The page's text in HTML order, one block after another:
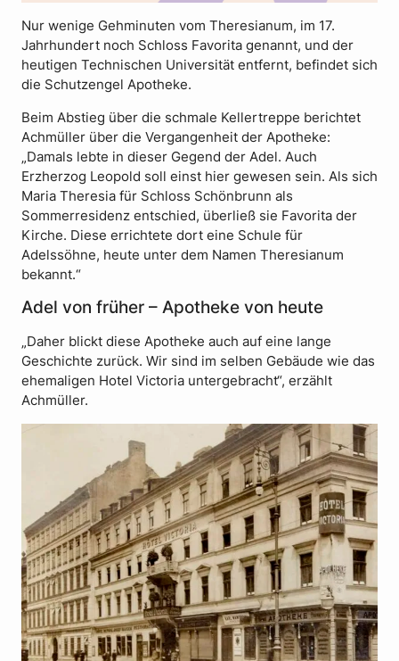
Nur wenige Gehminuten vom Theresianum, im 17.
Jahrhundert noch Schloss Favorita genannt, und der
heutigen Technischen Universität entfernt, befindet sich
die Schutzengel Apotheke.
Beim Abstieg über die schmale Kellertreppe berichtet
Achmüller über die Vergangenheit der Apotheke:
„Damals lebte in dieser Gegend der Adel. Auch
Erzherzog Leopold soll einst hier gewesen sein. Als sich
Maria Theresia für Schloss Schönbrunn als
Sommerresidenz entschied, überließ sie Favorita der
Kirche. Diese errichtete dort eine Schule für
Adelssöhne, heute unter dem Namen Theresianum
bekannt.“
Adel von früher – Apotheke von heute
„Daher blickt diese Apotheke auch auf eine lange
Geschichte zurück. Wir sind im selben Gebäude wie das
ehemaligen Hotel Victoria untergebracht“, erzählt
Achmüller.